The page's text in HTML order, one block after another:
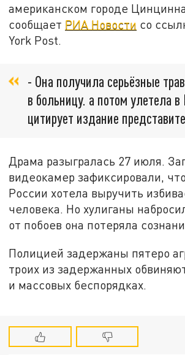
американском городе
сообщает РИА Новости со
York Post.
- Она получила серьёзные
в больницу. а потом улетела
цитирует издание
Драма разыгралась 27 июля.
видеокамер зафиксировали,
России хотела выручить
человека. Но хулиганы
от побоев она потеряла
Полицией задержаны пятеро
троих из задержанных
и массовых беспорядках.